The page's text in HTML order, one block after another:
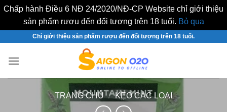
Chấp hành Điều 6 NĐ 24/2020/NĐ-CP Website chỉ giới thiệu
sản phẩm rượu đến đối tượng trên 18 tuổi. Bỏ qua
nội
Chỉ giới thiệu sản phẩm rượu đến đối tượng trên 18 tuổi.
TRANG CHỦ / KẸO CÁC LOẠI